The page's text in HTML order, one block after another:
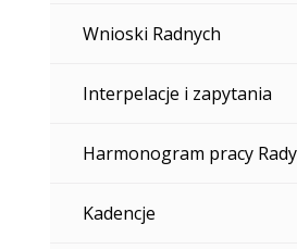
Wnioski Radnych
Interpelacje i zapytania
Harmonogram pracy Rady
Kadencje